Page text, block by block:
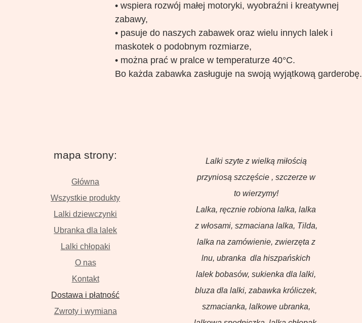
• wspiera rozwój małej motoryki, wyobraźni i kreatywnej
zabawy,
• pasuje do naszych zabawek oraz wielu innych lalek i
maskotek o podobnym rozmiarze,
• można prać w pralce w temperaturze 40°C.
Bo każda zabawka zasługuje na swoją wyjątkową garderobę.
mapa strony:
Główna
Wszystkie produkty
Lalki dziewczynki
Ubranka dla lalek
Lalki chłopaki
O nas
Kontakt
Dostawa i płatność
Zwroty i wymiana
Lalki szyte z wielką miłością
przyniosą szczęście , szczerze w
to wierzymy!
Lalka, ręcznie robiona lalka, lalka
z włosami, szmaciana lalka, Tilda,
lalka na zamówienie, zwierzęta z
lnu, ubranka dla hiszpańskich
lalek bobasów, sukienka dla lalki,
bluza dla lalki, zabawka króliczek,
szmacianka, lalkowe ubranka,